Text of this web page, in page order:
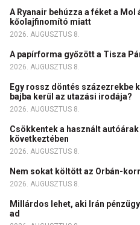
A Ryanair behúzza a féket a
kőolajfinomító miatt
2026. AUGUSZTUS 8.
A papírforma győzött a Tisza
2026. AUGUSZTUS 8.
Egy rossz döntés százezrekbe
bajba kerül az utazási irodája?
2026. AUGUSZTUS 8.
Csökkentek a használt
következtében
2026. AUGUSZTUS 8.
Nem sokat költött az Orbán-
2026. AUGUSZTUS 8.
Millárdos lehet, aki Irán
ad